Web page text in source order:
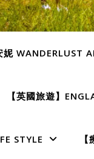
妮 WANDERLUST
【英國旅遊】
STYLE